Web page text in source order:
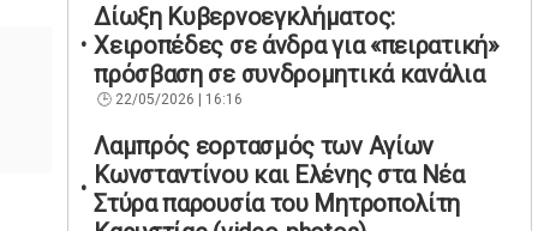
Δίωξη Κυβερνοεγκλήματος:
Χειροπέδες σε άνδρα για «πειρατική»
πρόσβαση σε συνδρομητικά κανάλια
22/05/2026 | 16:16
Λαμπρός εορτασμός των Αγίων
Κωνσταντίνου και Ελένης στα Νέα
Στύρα παρουσία του Μητροπολίτη